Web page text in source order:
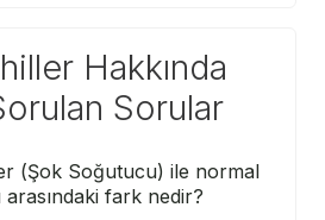
Hakkında
Sorular
(Şok Soğutucu) ile normal
fark nedir?